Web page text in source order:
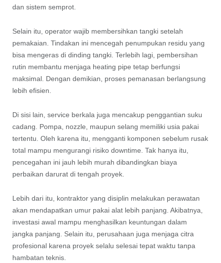
dan sistem semprot.
Selain itu, operator wajib membersihkan tangki setelah
pemakaian. Tindakan ini mencegah penumpukan residu yang
bisa mengeras di dinding tangki. Terlebih lagi, pembersihan
rutin membantu menjaga heating pipe tetap berfungsi
maksimal. Dengan demikian, proses pemanasan berlangsung
lebih efisien.
Di sisi lain, service berkala juga mencakup penggantian suku
cadang. Pompa, nozzle, maupun selang memiliki usia pakai
tertentu. Oleh karena itu, mengganti komponen sebelum rusak
total mampu mengurangi risiko downtime. Tak hanya itu,
pencegahan ini jauh lebih murah dibandingkan biaya
perbaikan darurat di tengah proyek.
Lebih dari itu, kontraktor yang disiplin melakukan perawatan
akan mendapatkan umur pakai alat lebih panjang. Akibatnya,
investasi awal mampu menghasilkan keuntungan dalam
jangka panjang. Selain itu, perusahaan juga menjaga citra
profesional karena proyek selalu selesai tepat waktu tanpa
hambatan teknis.